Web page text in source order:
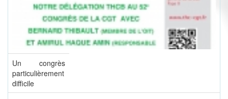
Un congrès
particulièrement
difficile